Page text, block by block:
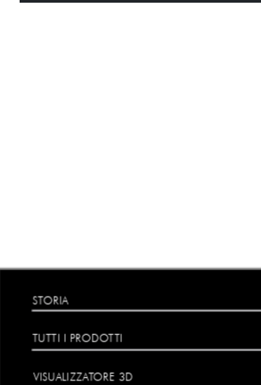
TUTTI I PRODOTTI
VISUALIZZATORE 3D
STORIA